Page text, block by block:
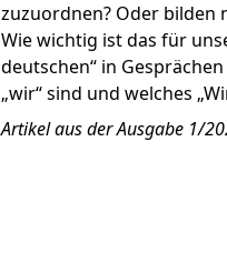
zuzuordnen? Oder bilden
Wie wichtig ist das für
deutschen“ in
„wir“ sind und welches
Artikel aus der Ausgabe 1/